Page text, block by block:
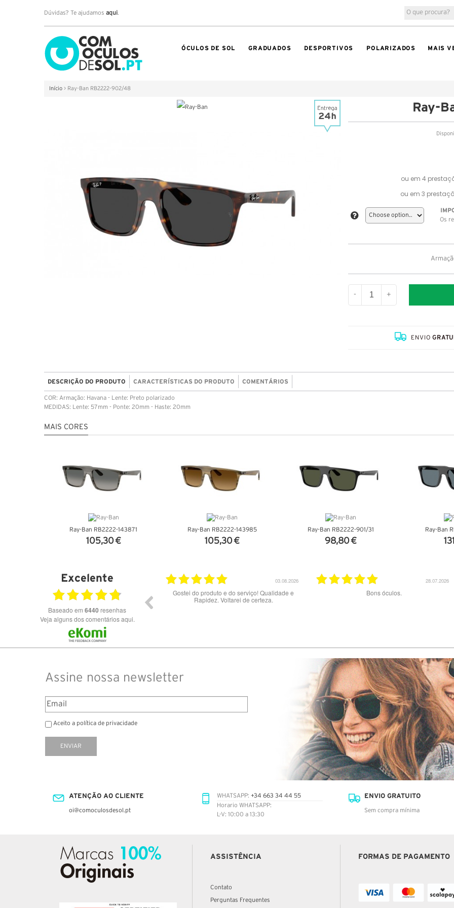
Dúvidas? Te ajudamos aqui.
ÓCULOS DE SOL GRADUADOS DESPORTIVOS POLARIZADOS MAIS
Início > Ray-Ban RB2222-902/48
Ray-
Os
- +
ENVIO
DESCRIÇÃO DO PRODUTO CARACTERÍSTICAS DO PRODUTO COMENTÁRIOS
COR: Armação: Havana - Lente: Preto polarizado
MEDIDAS: Lente: 57mm - Ponte: 20mm - Haste: 20mm
MAIS CORES
Ray-Ban RB2222-143871
105,30 €
Ray-Ban RB2222-143985
105,30 €
Ray-Ban RB2222-901/31
98,80 €
Ray-Ban
Excelente
Baseado em 6440 resenhas
Veja alguns dos comentários aqui.
28.07.2026
Bons óculos.
Óculos de excelente qualidade aos melhores
preços
Excelente serviço.
Muito
Assine nossa newsletter
Aceito a política de privacidade
ENVIAR
ATENÇÃO AO CLIENTE
oi@comoculosdesol.pt
WHATSAPP: +34 663 34 44 55
Horario WHATSAPP:
L-V: 10:00 a 13:30
ENVIO GRATUITO
Sem compra mínima
ASSISTÊNCIA
Contato
Perguntas Frequentes
FORMAS DE PAGAMENTO